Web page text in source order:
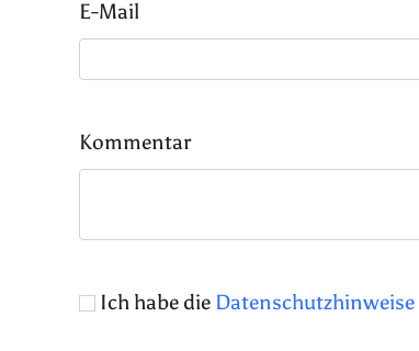
E-Mail
Kommentar
Ich habe die Datenschutzhinweise